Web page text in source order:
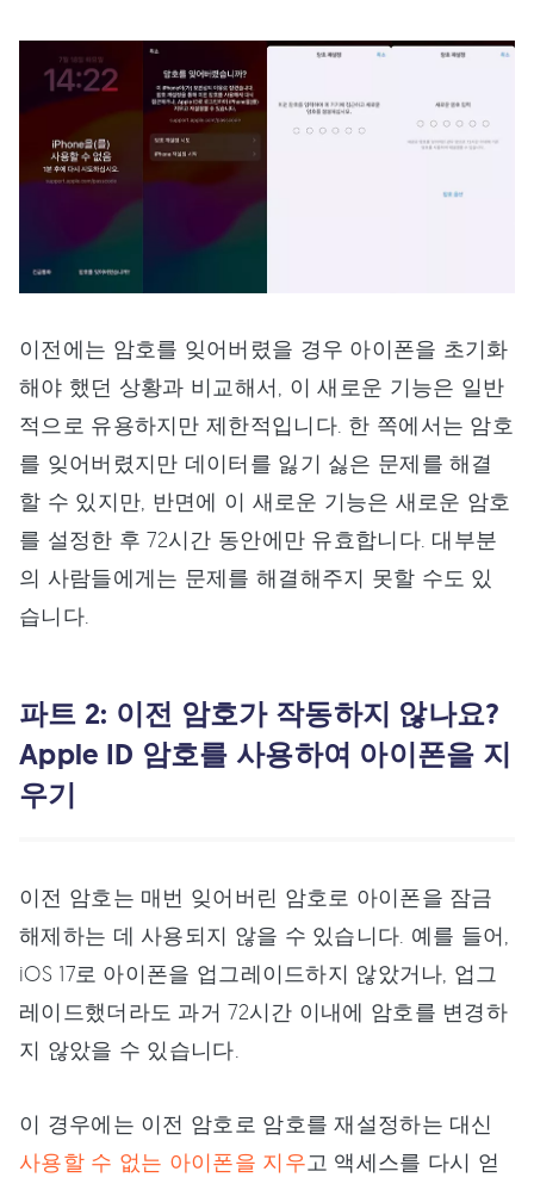
이전에는 암호를 잊어버렸을 경우 아이폰을 초기화
해야 했던 상황과 비교해서, 이 새로운 기능은 일반
적으로 유용하지만 제한적입니다. 한 쪽에서는 암호
를 잊어버렸지만 데이터를 잃기 싫은 문제를 해결
할 수 있지만, 반면에 이 새로운 기능은 새로운 암호
를 설정한 후 72시간 동안에만 유효합니다. 대부분
의 사람들에게는 문제를 해결해주지 못할 수도 있
습니다.
파트 2: 이전 암호가 작동하지 않나요?
Apple ID 암호를 사용하여 아이폰을 지
우기
이전 암호는 매번 잊어버린 암호로 아이폰을 잠금
해제하는 데 사용되지 않을 수 있습니다. 예를 들어,
iOS 17로 아이폰을 업그레이드하지 않았거나, 업그
레이드했더라도 과거 72시간 이내에 암호를 변경하
지 않았을 수 있습니다.
이 경우에는 이전 암호로 암호를 재설정하는 대신
사용할 수 없는 아이폰을 지우고 액세스를 다시 얻